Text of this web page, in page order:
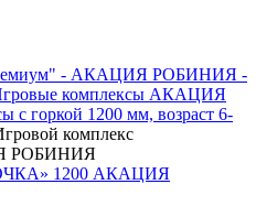
- АКАЦИЯ РОБИНИЯ -
комплексы АКАЦИЯ
с горкой 1200 мм, возраст 6-
комплекс
РОБИНИЯ